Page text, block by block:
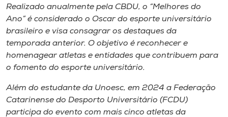
Realizado anualmente pela CBDU, o “Melhores do
Ano” é considerado o Oscar do esporte universitário
brasileiro e visa consagrar os destaques da
temporada anterior. O objetivo é reconhecer e
homenagear atletas e entidades que contribuem para
o fomento do esporte universitário.
Além do estudante da Unoesc, em 2024 a Federação
Catarinense do Desporto Universitário (FCDU)
participa do evento com mais cinco atletas da